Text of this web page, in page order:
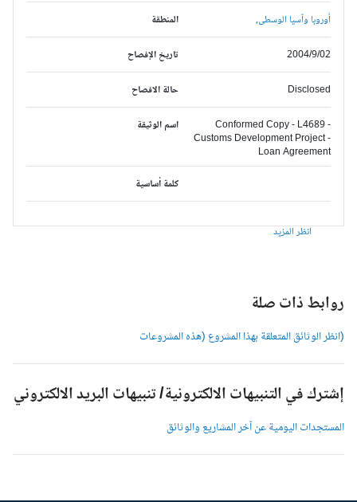
المنطقة أوروبا وآسيا الوسطى,
تاريخ الإفصاح 2004/9/02
حالة الافصاح Disclosed
اسم الوثيقة
Conformed Copy - L4689 -
Customs Development Project -
Loan Agreement
كلمة أساسية
انظر المزيد
روابط ذات صلة
(انظر الوثائق المتعلقة بهذا المشروع (هذه المشروعات
إشترك في التنبيهات الالكترونية/ تنبيهات البريد الالكتروني
المستجدات اليومية عن آخر المشاريع والوثائق